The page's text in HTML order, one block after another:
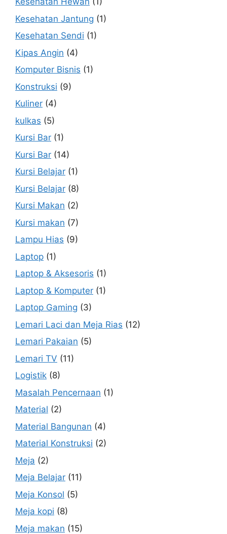
Kesehatan Jantung (1)
Kesehatan Sendi (1)
Kipas Angin (4)
Komputer Bisnis (1)
Konstruksi (9)
Kuliner (4)
kulkas (5)
Kursi Bar (1)
Kursi Bar (14)
Kursi Belajar (1)
Kursi Belajar (8)
Kursi Makan (2)
Kursi makan (7)
Lampu Hias (9)
Laptop (1)
Laptop & Aksesoris (1)
Laptop & Komputer (1)
Laptop Gaming (3)
Lemari Laci dan Meja Rias (12)
Lemari Pakaian (5)
Lemari TV (11)
Logistik (8)
Masalah Pencernaan (1)
Material (2)
Material Bangunan (4)
Material Konstruksi (2)
Meja (2)
Meja Belajar (11)
Meja Konsol (5)
Meja kopi (8)
Meja makan (15)